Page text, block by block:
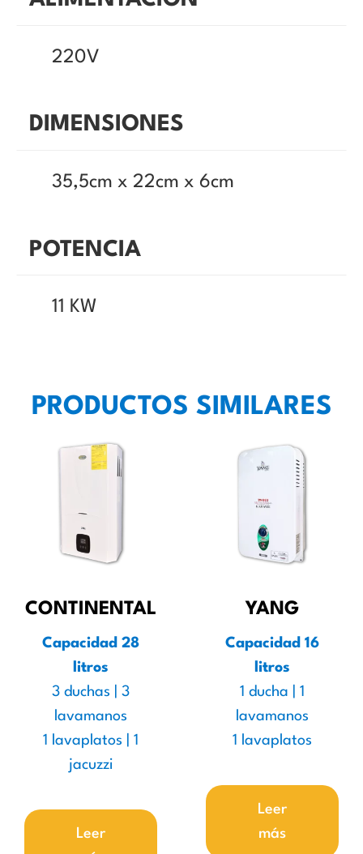
220V
DIMENSIONES
35,5cm x 22cm x 6cm
POTENCIA
11 KW
PRODUCTOS SIMILARES
CONTINENTAL
Capacidad 28
litros
3 duchas | 3
lavamanos
1 lavaplatos | 1
jacuzzi
Leer
YANG
Capacidad 16
litros
1 ducha | 1
lavamanos
1 lavaplatos
Leer
más